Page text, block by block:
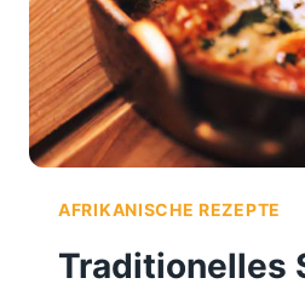
AFRIKANISCHE REZEPTE
Traditionelles